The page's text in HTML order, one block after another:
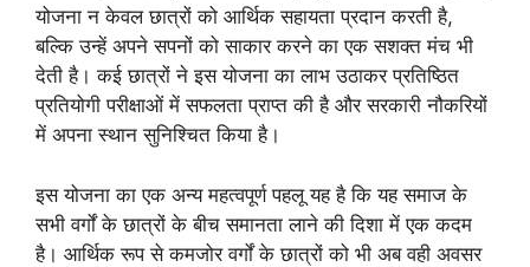
योजना न केवल छात्रों को आर्थिक सहायता प्रदान करती है,
बल्कि उन्हें अपने सपनों को साकार करने का एक सशक्त मंच भी
देती है। कई छात्रों ने इस योजना का लाभ उठाकर प्रतिष्ठित
प्रतियोगी परीक्षाओं में सफलता प्राप्त की है और सरकारी नौकरियों
में अपना स्थान सुनिश्चित किया है।
इस योजना का एक अन्य महत्वपूर्ण पहलू यह है कि यह समाज के
सभी वर्गों के छात्रों के बीच समानता लाने की दिशा में एक कदम
है। आर्थिक रूप से कमजोर वर्गों के छात्रों को भी अब वही अवसर